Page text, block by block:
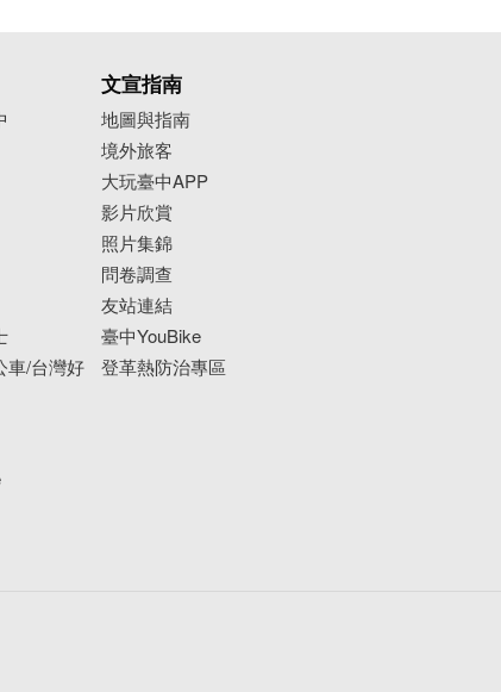
車/台灣好
文宣指南
地圖與指南
境外旅客
大玩臺中APP
影片欣賞
照片集錦
問卷調查
友站連結
臺中YouBike
登革熱防治專區